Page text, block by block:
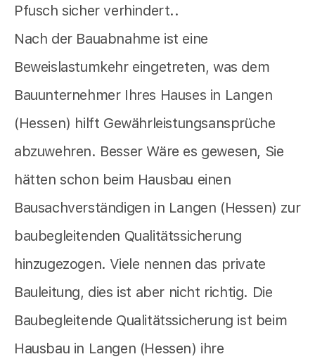
Pfusch sicher verhindert..
Nach der Bauabnahme ist eine
Beweislastumkehr eingetreten, was dem
Bauunternehmer Ihres Hauses in Langen
(Hessen) hilft Gewährleistungsansprüche
abzuwehren. Besser Wäre es gewesen, Sie
hätten schon beim Hausbau einen
Bausachverständigen in Langen (Hessen) zur
baubegleitenden Qualitätssicherung
hinzugezogen. Viele nennen das private
Bauleitung, dies ist aber nicht richtig. Die
Baubegleitende Qualitätssicherung ist beim
Hausbau in Langen (Hessen) ihre